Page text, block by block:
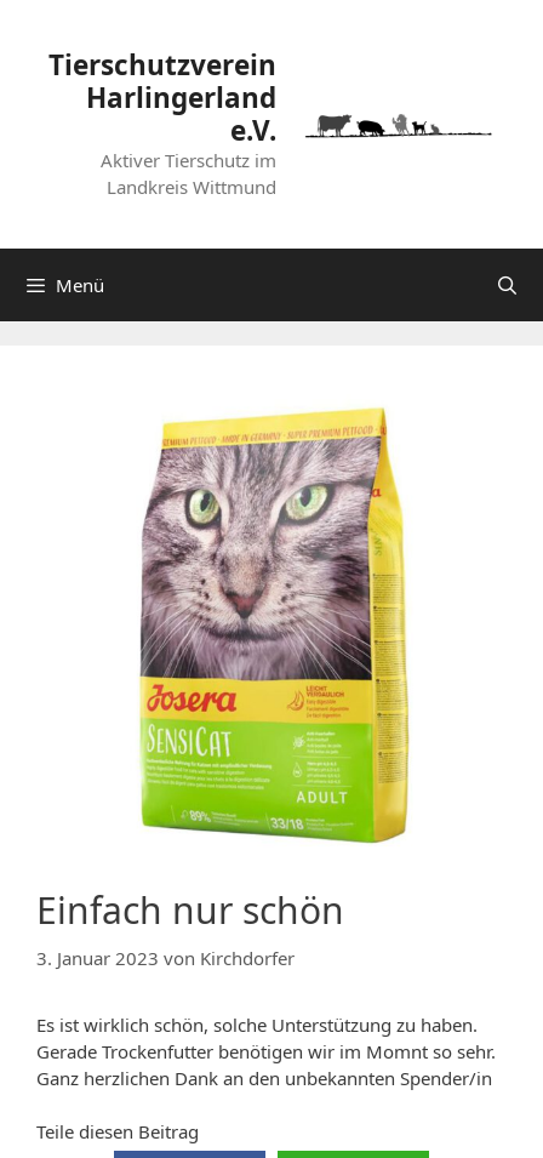
springenTierschutzverein
Harlingerland
e.V.
Aktiver Tierschutz im
Landkreis Wittmund
Menü
Einfach nur schön
3. Januar 2023 von Kirchdorfer
Es ist wirklich schön, solche Unterstützung zu haben.
Gerade Trockenfutter benötigen wir im Momnt so sehr.
Ganz herzlichen Dank an den unbekannten Spender/in
Teile diesen Beitrag